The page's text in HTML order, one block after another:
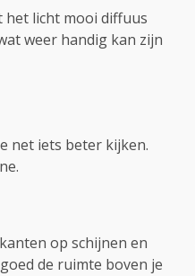
het licht mooi diffuus
weer handig kan zijn
net iets beter kijken.
op schijnen en
de ruimte boven je